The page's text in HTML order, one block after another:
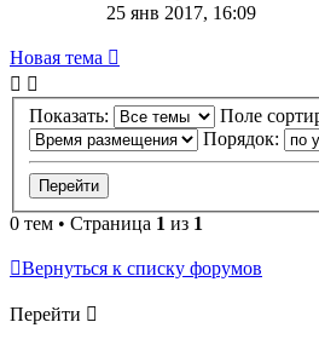
25 янв 2017, 16:09
Новая тема
Показать:
Поле
Порядок:
0 тем • Страница 1 из 1
Вернуться к списку форумов
Перейти